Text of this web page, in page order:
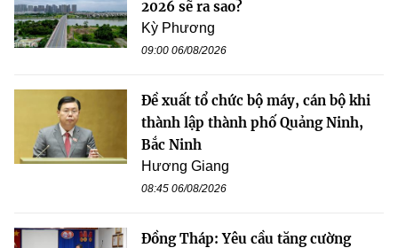
2026 sẽ ra sao?
Kỳ Phương
09:00 06/08/2026
Đề xuất tổ chức bộ máy, cán bộ khi
thành lập thành phố Quảng Ninh,
Bắc Ninh
Hương Giang
08:45 06/08/2026
Đồng Tháp: Yêu cầu tăng cường